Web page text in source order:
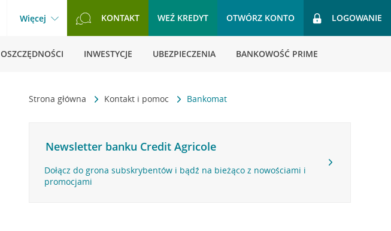
Więcej KONTAKT WEŹ KREDYT OTWÓRZ KONTO LOGOWANIE
OSZCZĘDNOŚCI INWESTYCJE UBEZPIECZENIA BANKOWOŚĆ PRIME
Strona główna Kontakt i pomoc Bankomat
Newsletter banku Credit Agricole
Dołącz do grona subskrybentów i bądź na bieżąco z nowościami i
promocjami